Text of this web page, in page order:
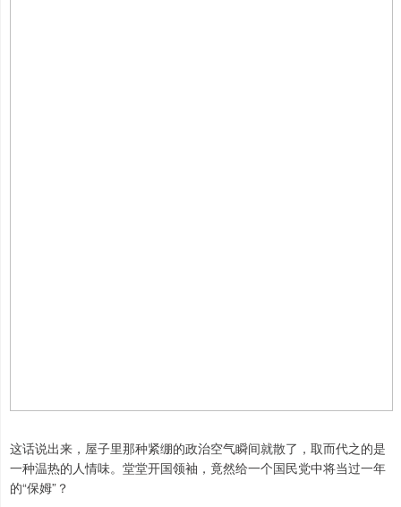
这话说出来，屋子里那种紧绷的政治空气瞬间就散了，取而代之的是
一种温热的人情味。堂堂开国领袖，竟然给一个国民党中将当过一年
的“保姆”？